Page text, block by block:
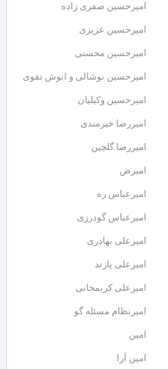
امیرحسین صفری زاده
امیرحسین عزیزی
امیرحسین محسنی
امیرحسین نوشالی و انوش تقوی
امیرحسین وکیلیان
امیررضا خیرمندی
امیررضا گلچین
امیرض
امیرعباس ره
امیرعباس گودرزی
امیرعلی بهادری
امیرعلی پازند
امیرعلی کریمخانی
امیرنظام مسئله گو
امین
امین آرا